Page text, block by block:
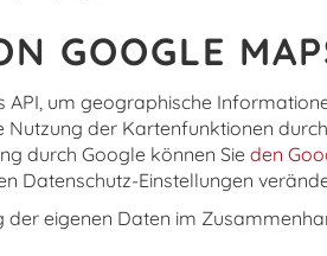
GOOGLE
um geographische
der Kartenfunktionen
durch Google können Sie den
Datenschutz-Einstellungen
der eigenen Daten im